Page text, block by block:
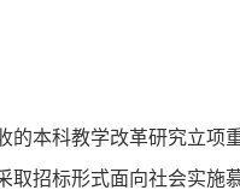
本科教学改革研究立项